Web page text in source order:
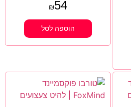
₪54
הוספה לסל